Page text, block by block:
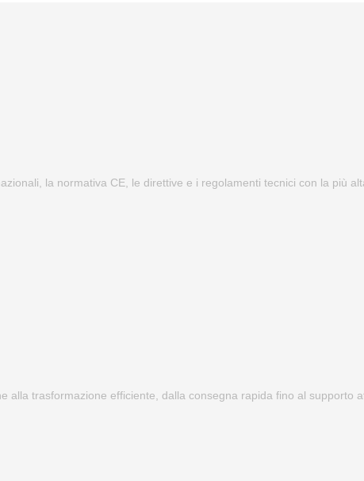
la normativa CE, le direttive e i regolamenti tecnici con la più
alla trasformazione efficiente, dalla consegna rapida fino al supporto